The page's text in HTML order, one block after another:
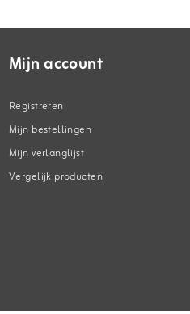
Mijn account
Registreren
Mijn bestellingen
Mijn verlanglijst
Vergelijk producten